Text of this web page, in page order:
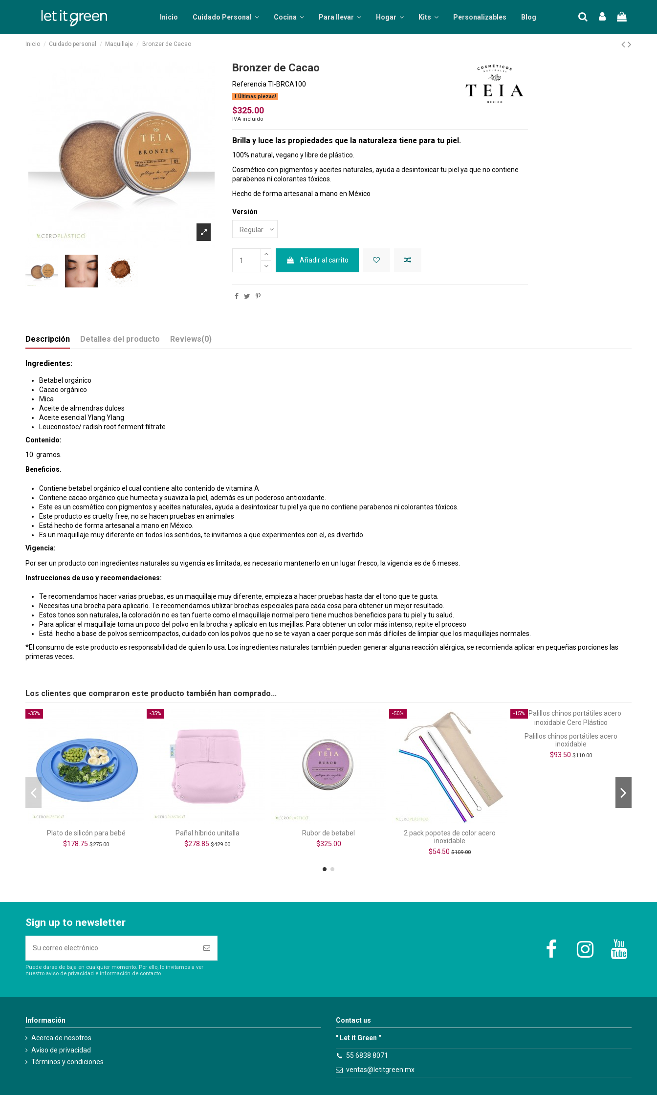
Inicio Cuidado Personal Cocina Para llevar Hogar Kits Personalizables Blog
Inicio Cuidado personal Maquillaje Bronzer de Cacao
Bronzer de Cacao
Referencia TI-BRCA100
Últimas piezas!
$325.00
IVA incluido
Brilla y luce las propiedades que la naturaleza tiene para tu piel.
100% natural, vegano y libre de plástico.
Cosmético con pigmentos y aceites naturales, ayuda a desintoxicar tu piel ya que no contiene
parabenos ni colorantes tóxicos.
Hecho de forma artesanal a mano en México
Versión
Añadir al carrito
Descripción Detalles del producto Reviews(0)
Ingredientes:
Betabel orgánico
Cacao orgánico
Mica
Aceite de almendras dulces
Aceite esencial Ylang Ylang
Leuconostoc/ radish root ferment filtrate
Contenido:
10 gramos.
Beneficios.
Contiene betabel orgánico el cual contiene alto contenido de vitamina A
Contiene cacao orgánico que humecta y suaviza la piel, además es un poderoso antioxidante.
Este es un cosmético con pigmentos y aceites naturales, ayuda a desintoxicar tu piel ya que no contiene parabenos ni colorantes tóxicos.
Este producto es cruelty free, no se hacen pruebas en animales
Está hecho de forma artesanal a mano en México.
Es un maquillaje muy diferente en todos los sentidos, te invitamos a que experimentes con el, es divertido.
Vigencia:
Por ser un producto con ingredientes naturales su vigencia es limitada, es necesario mantenerlo en un lugar fresco, la vigencia es de 6 meses.
Instrucciones de uso y recomendaciones:
Te recomendamos hacer varias pruebas, es un maquillaje muy diferente, empieza a hacer pruebas hasta dar el tono que te gusta.
Necesitas una brocha para aplicarlo. Te recomendamos utilizar brochas especiales para cada cosa para obtener un mejor resultado.
Estos tonos son naturales, la coloración no es tan fuerte como el maquillaje normal pero tiene muchos beneficios para tu piel y tu salud.
Para aplicar el maquillaje toma un poco del polvo en la brocha y aplícalo en tus mejillas. Para obtener un color más intenso, repite el proceso
Está hecho a base de polvos semicompactos, cuidado con los polvos que no se te vayan a caer porque son más difíciles de limpiar que los maquillajes normales.
*El consumo de este producto es responsabilidad de quien lo usa. Los ingredientes naturales también pueden generar alguna reacción alérgica, se recomienda aplicar en pequeñas porciones las
primeras veces.
Los clientes que compraron este producto también han comprado...
-35%
Plato de silicón para bebé
$178.75 $275.00
-35%
Pañal híbrido unitalla
$278.85 $429.00
Rubor de betabel
$325.00
-50%
2 pack popotes de color acero
inoxidable
$54.50 $109.00
-15%
Palillos chinos portátiles acero
inoxidable
$93.50 $110.00
Sign up to newsletter
Puede darse de baja en cualquier momento. Por ello, lo invitamos a ver
nuestro aviso de privacidad e información de contacto.
Información
Acerca de nosotros
Aviso de privacidad
Términos y condiciones
Contact us
" Let it Green "
55 6838 8071
ventas@letitgreen.mx